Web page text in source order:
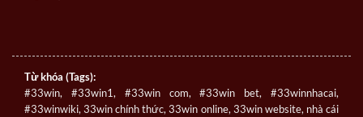
Từ khóa (Tags):
#33win, #33win1, #33win com, #33win bet, #33winnhacai,
#33winwiki, 33win chính thức, 33win online, 33win website, nhà cái